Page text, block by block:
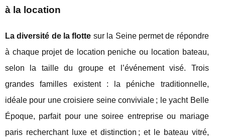
à la location
La diversité de la flotte sur la Seine permet de répondre
à chaque projet de location peniche ou location bateau,
selon la taille du groupe et l’événement visé. Trois
grandes familles existent : la péniche traditionnelle,
idéale pour une croisiere seine conviviale ; le yacht Belle
Époque, parfait pour une soiree entreprise ou mariage
paris recherchant luxe et distinction ; et le bateau vitré,